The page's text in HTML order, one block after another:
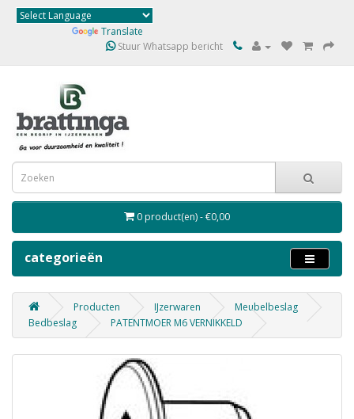
Translate
Stuur Whatsapp bericht
0 product(en) - €0,00
categorieën
Producten IJzerwaren
Meubelbeslag
Bedbeslag
PATENTMOER M6 VERNIKKELD